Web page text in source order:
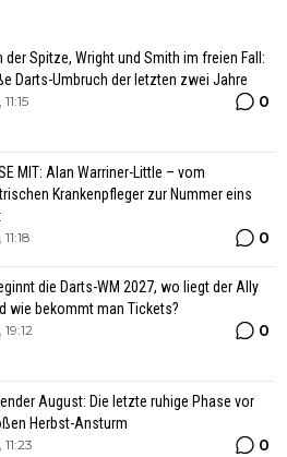
der Spitze, Wright und Smith im freien Fall:
Darts-Umbruch der letzten zwei Jahre
0
MIT: Alan Warriner-Little – vom
Krankenpfleger zur Nummer eins
0
die Darts-WM 2027, wo liegt der Ally
wie bekommt man Tickets?
0
August: Die letzte ruhige Phase vor
Herbst-Ansturm
0